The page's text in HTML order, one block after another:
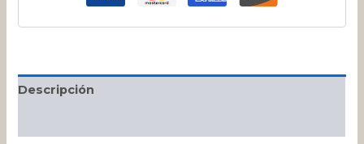
Descripción